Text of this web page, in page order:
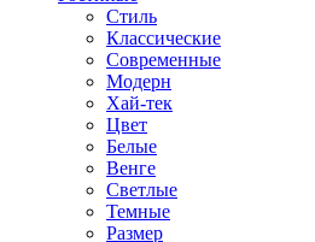
Стиль
Классические
Современные
Модерн
Хай-тек
Цвет
Белые
Венге
Светлые
Темные
Размер